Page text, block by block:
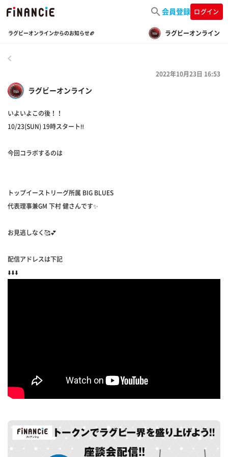
会員登録 ログイン
ラグビーオンラインからのお知らせ🏉 ラグビーオンライン
ラグビーオンライン
2022年10月23日 16:53
いよいよこの後！！
10/23(SUN) 19時スタート‼️
今回コラボするのは
トップイーストリーグ所属 BIG BLUES
代表理事兼GM 下村 健さんです✨
お見逃しなく🥰💕
配信アドレスは下記
⬇️⬇️⬇️